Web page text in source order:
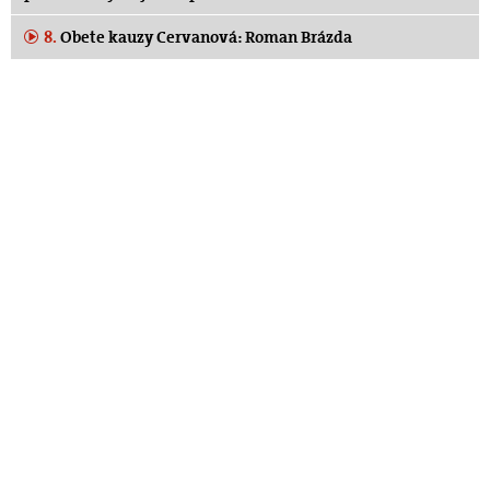
8. Obete kauzy Cervanová: Roman Brázda